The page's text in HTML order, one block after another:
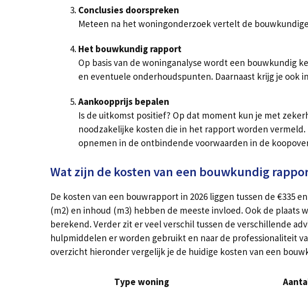
Conclusies doorspreken
Meteen na het woningonderzoek vertelt de
Het bouwkundig rapport
Op basis van de woninganalyse wordt een bouwkundig
en eventuele onderhoudspunten. Daarnaast krijg je ook
Aankoopprijs bepalen
Is de uitkomst positief? Op dat moment kun je met
noodzakelijke kosten die in het rapport worden
opnemen in de ontbindende voorwaarden in de
Wat zijn de kosten van een bouwkundig
De kosten van een bouwrapport in 2026 liggen tussen de €335
(m2) en inhoud (m3) hebben de meeste invloed. Ook de
berekend. Verder zit er veel verschil tussen de verschillende
hulpmiddelen er worden gebruikt en naar de professionaliteit
overzicht hieronder vergelijk je de huidige kosten van een
Type woning